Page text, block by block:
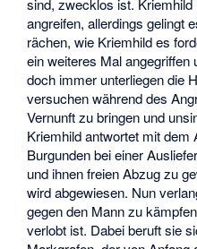
angreifen, allerdings gelingt
rächen, wie Kriemhild es
ein weiteres Mal angegriffen
doch immer unterliegen die
versuchen während des
Vernunft zu bringen und
Kriemhild antwortet mit dem
Burgunden bei einer
und ihnen freien Abzug zu
wird abgewiesen. Nun
gegen den Mann zu
verlobt ist. Dabei beruft sie